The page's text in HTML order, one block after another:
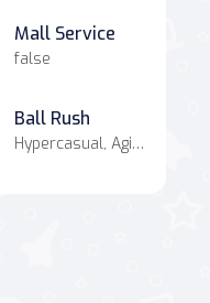
Mall Service
false
Ball Rush
Hypercasual, Agility, Casual